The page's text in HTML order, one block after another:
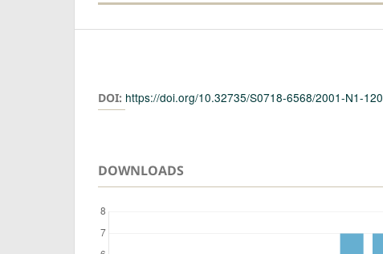
DOI: https://doi.org/10.32735/S0718-6568/2001-N1-120
DOWNLOADS